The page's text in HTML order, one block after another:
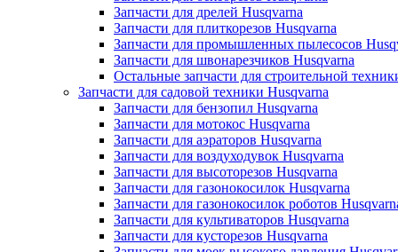
Запчасти для дрелей Husqvarna
Запчасти для плиткорезов Husqvarna
Запчасти для промышленных пылесосов
Запчасти для швонарезчиков Husqvarna
Остальные запчасти для строительной
Запчасти для садовой техники Husqvarna
Запчасти для бензопил Husqvarna
Запчасти для мотокос Husqvarna
Запчасти для аэраторов Husqvarna
Запчасти для воздуходувок Husqvarna
Запчасти для высоторезов Husqvarna
Запчасти для газонокосилок Husqvarna
Запчасти для газонокосилок роботов
Запчасти для культиваторов Husqvarna
Запчасти для кусторезов Husqvarna